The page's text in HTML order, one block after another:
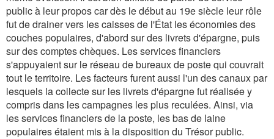
public à leur propos car dès le début au 19e siècle leur rôle
fut de drainer vers les caisses de l'État les économies des
couches populaires, d'abord sur des livrets d'épargne, puis
sur des comptes chèques. Les services financiers
s'appuyaient sur le réseau de bureaux de poste qui couvrait
tout le territoire. Les facteurs furent aussi l'un des canaux par
lesquels la collecte sur les livrets d'épargne fut réalisée y
compris dans les campagnes les plus reculées. Ainsi, via
les services financiers de la poste, les bas de laine
populaires étaient mis à la disposition du Trésor public.